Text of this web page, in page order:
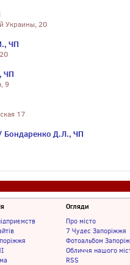
Украины, 20
ЧП
ЧП
9
17
Бондаренко Д.Л., ЧП
Огляди
Про місто
7 Чудес Запоріжжя
Фотоальбом
Обличчя нашого
RSS